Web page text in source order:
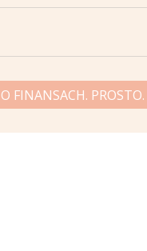
O FINANSACH. PROSTO.